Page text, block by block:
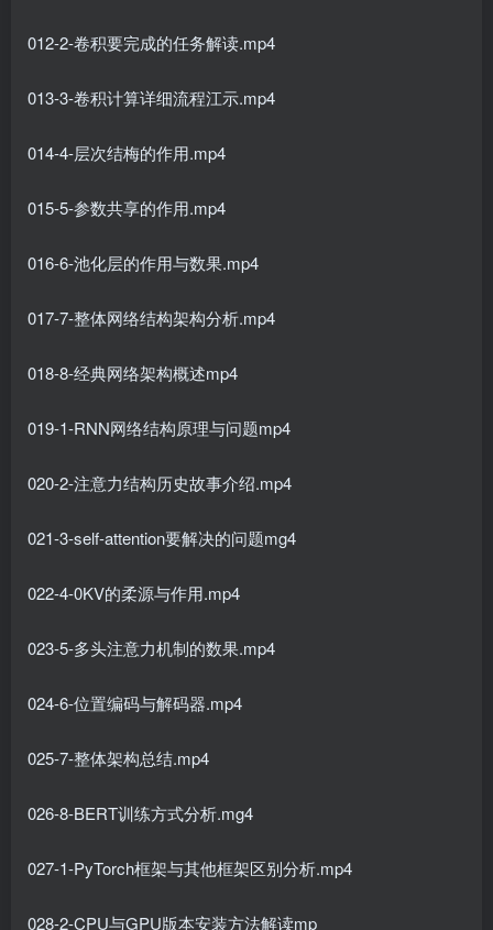
012-2-卷积要完成的任务解读.mp4
013-3-卷积计算详细流程江示.mp4
014-4-层次结梅的作用.mp4
015-5-参数共享的作用.mp4
016-6-池化层的作用与数果.mp4
017-7-整体网络结构架构分析.mp4
018-8-经典网络架构概述mp4
019-1-RNN网络结构原理与问题mp4
020-2-注意力结构历史故事介绍.mp4
021-3-self-attention要解决的问题mg4
022-4-0KV的柔源与作用.mp4
023-5-多头注意力机制的数果.mp4
024-6-位置编码与解码器.mp4
025-7-整体架构总结.mp4
026-8-BERT训练方式分析.mg4
027-1-PyTorch框架与其他框架区别分析.mp4
028-2-CPU与GPU版本安装方法解读mp